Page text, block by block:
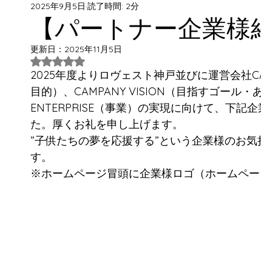
ジュニアユース ジュニア
西神スクール すずらんスクール
日曜スクール アジリティスクール 大人向け
西神方面スクールバス
【パートナー企業様
2025年9月5日 読了時間: 2分
更新日： 2025年11月5日
5つ星のうちNaNと評価されています。
2025年度よりロヴェスト神戸並びに運営会社
目的）、CAMPANY VISION（目指すゴール・
ENTERPRISE（事業）の実現に向けて、下記
た。厚くお礼を申し上げます。
”子供たちの夢を応援する”という企業様のお
す。
※ホームページ冒頭に企業様ロゴ（ホームペ